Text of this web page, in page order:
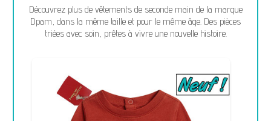
Découvrez plus de vêtements de seconde main de la marque
Dpam, dans la même taille et pour le même âge. Des pièces
triées avec soin, prêtes à vivre une nouvelle histoire.